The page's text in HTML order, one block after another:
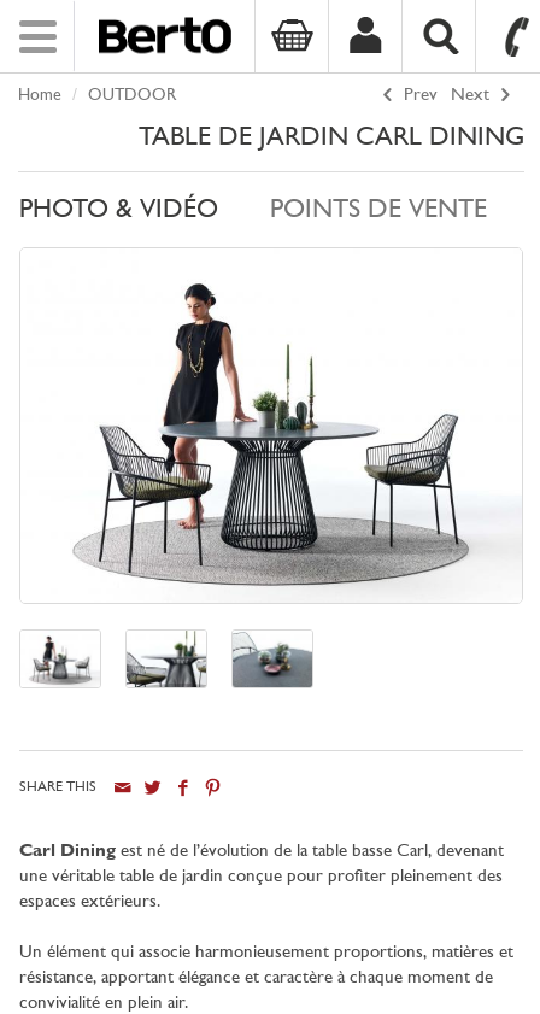
SKIP TO CONTENT
Toggle
navigation
Prev Next
Home OUTDOOR
TABLE DE JARDIN CARL DINING
PHOTO & VIDÉO POINTS DE VENTE
SHARE THIS
Carl Dining est né de l’évolution de la table basse Carl, devenant
une véritable table de jardin conçue pour profiter pleinement des
espaces extérieurs.
Un élément qui associe harmonieusement proportions, matières et
résistance, apportant élégance et caractère à chaque moment de
convivialité en plein air.